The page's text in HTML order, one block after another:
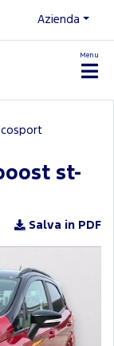
Azienda
Menu
st-
Salva in PDF